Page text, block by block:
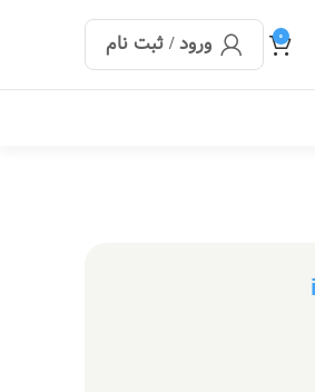
0 ورود / ثبت نام